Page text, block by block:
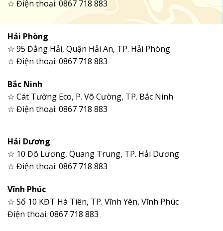
☆ Điện thoại: 0867 718 883
Hải Phòng
☆ 95 Đằng Hải, Quận Hải An, TP. Hải Phòng
☆ Điện thoại: 0867 718 883
Bắc Ninh
☆ Cát Tường Eco, P. Võ Cường, TP. Bắc Ninh
☆ Điện thoại: 0867 718 883
Hải Dương
☆ 10 Đô Lương, Quang Trung, TP. Hải Dương
☆ Điện thoại: 0867 718 883
Vĩnh Phúc
☆ Số 10 KĐT Hà Tiên, TP. Vĩnh Yên, Vĩnh Phúc
Điện thoại: 0867 718 883